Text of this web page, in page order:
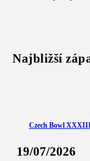
Najbližší
Czech Bowl
19/07/2026